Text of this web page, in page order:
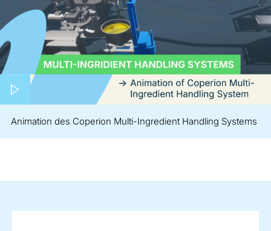
Animation des Coperion Multi-Ingredient Handling Systems